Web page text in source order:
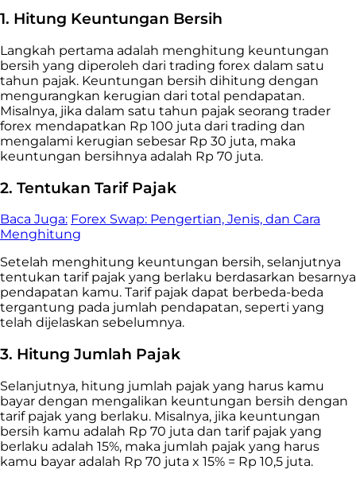
1. Hitung Keuntungan Bersih
Langkah pertama adalah menghitung keuntungan
bersih yang diperoleh dari trading forex dalam satu
tahun pajak. Keuntungan bersih dihitung dengan
mengurangkan kerugian dari total pendapatan.
Misalnya, jika dalam satu tahun pajak seorang trader
forex mendapatkan Rp 100 juta dari trading dan
mengalami kerugian sebesar Rp 30 juta, maka
keuntungan bersihnya adalah Rp 70 juta.
2. Tentukan Tarif Pajak
Baca Juga: Forex Swap: Pengertian, Jenis, dan Cara
Menghitung
Setelah menghitung keuntungan bersih, selanjutnya
tentukan tarif pajak yang berlaku berdasarkan besarnya
pendapatan kamu. Tarif pajak dapat berbeda-beda
tergantung pada jumlah pendapatan, seperti yang
telah dijelaskan sebelumnya.
3. Hitung Jumlah Pajak
Selanjutnya, hitung jumlah pajak yang harus kamu
bayar dengan mengalikan keuntungan bersih dengan
tarif pajak yang berlaku. Misalnya, jika keuntungan
bersih kamu adalah Rp 70 juta dan tarif pajak yang
berlaku adalah 15%, maka jumlah pajak yang harus
kamu bayar adalah Rp 70 juta x 15% = Rp 10,5 juta.